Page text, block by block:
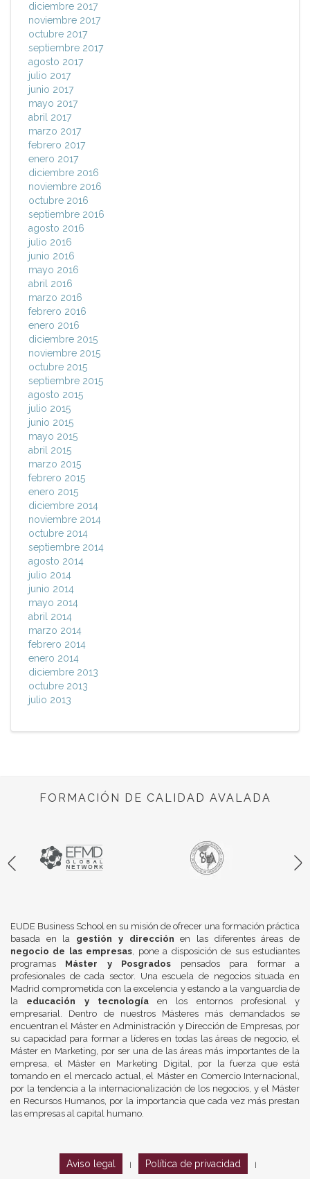
diciembre 2017
noviembre 2017
octubre 2017
septiembre 2017
agosto 2017
julio 2017
junio 2017
mayo 2017
abril 2017
marzo 2017
febrero 2017
enero 2017
diciembre 2016
noviembre 2016
octubre 2016
septiembre 2016
agosto 2016
julio 2016
junio 2016
mayo 2016
abril 2016
marzo 2016
febrero 2016
enero 2016
diciembre 2015
noviembre 2015
octubre 2015
septiembre 2015
agosto 2015
julio 2015
junio 2015
mayo 2015
abril 2015
marzo 2015
febrero 2015
enero 2015
diciembre 2014
noviembre 2014
octubre 2014
septiembre 2014
agosto 2014
julio 2014
junio 2014
mayo 2014
abril 2014
marzo 2014
febrero 2014
enero 2014
diciembre 2013
octubre 2013
julio 2013
FORMACIÓN DE CALIDAD AVALADA
EUDE Business School en su misión de ofrecer una formación práctica
basada en la gestión y dirección en las diferentes áreas de
negocio de las empresas, pone a disposición de sus estudiantes
programas Máster y Posgrados pensados para formar a
profesionales de cada sector. Una escuela de negocios situada en
Madrid comprometida con la excelencia y estando a la vanguardia de
la educación y tecnologíaen los entornos profesional y
empresarial. Dentro de nuestros Másteres más demandados se
encuentran el Máster en Administración y Dirección de Empresas, por
su capacidad para formar a líderes en todas las áreas de negocio, el
Máster en Marketing, por ser una de las áreas más importantes de la
empresa, el Máster en Marketing Digital, por la fuerza que está
tomando en el mercado actual, el Máster en Comercio Internacional,
por la tendencia a la internacionalización de los negocios, y el Máster
en Recursos Humanos, por la importancia que cada vez más prestan
las empresas al capital humano.
Aviso legal Política de privacidad